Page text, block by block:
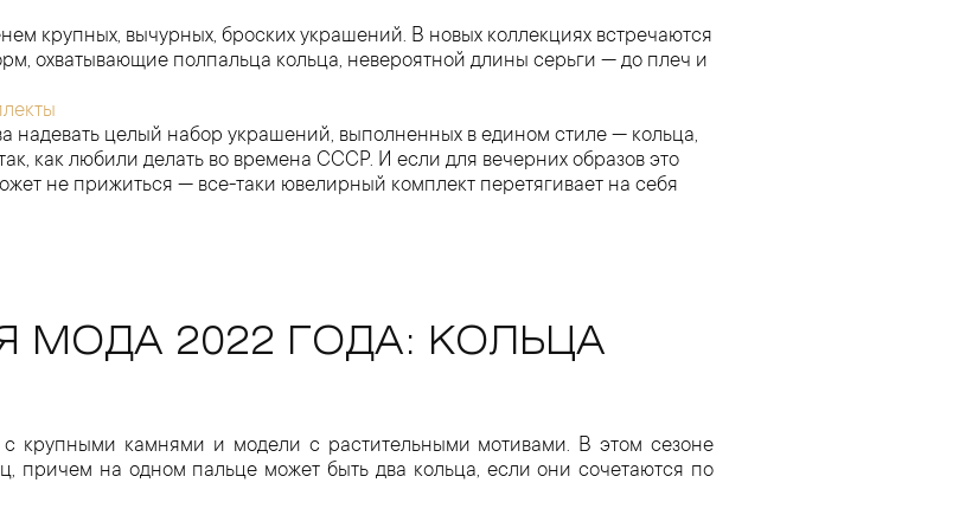
крупных, вычурных, броских украшений. В новых коллекциях встречаются
охватывающие полпальца кольца, невероятной длины серьги — до плеч и
надевать целый набор украшений, выполненных в едином стиле — кольца,
как любили делать во времена СССР. И если для вечерних образов это
не прижиться — все-таки ювелирный комплект перетягивает на себя
МОДА 2022 ГОДА: КОЛЬЦА
крупными камнями и модели с растительными мотивами. В этом сезоне
причем на одном пальце может быть два кольца, если они сочетаются по